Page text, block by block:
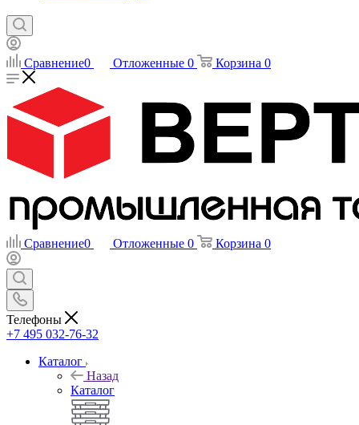
Сравнение0 Отложенные 0 Корзина 0
Сравнение0 Отложенные 0 Корзина 0
Телефоны
+7 495 032-76-32
Каталог
Назад
Каталог